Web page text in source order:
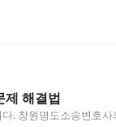
제 해결법
. 창원명도소송변호